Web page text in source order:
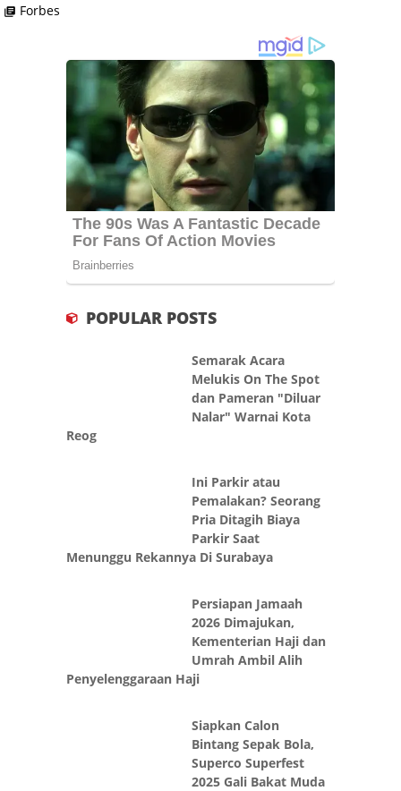
library_books Forbes
POPULAR POSTS
Semarak Acara
Melukis On The Spot
dan Pameran "Diluar
Nalar" Warnai Kota
Reog
Ini Parkir atau
Pemalakan? Seorang
Pria Ditagih Biaya
Parkir Saat
Menunggu Rekannya Di Surabaya
Persiapan Jamaah
2026 Dimajukan,
Kementerian Haji dan
Umrah Ambil Alih
Penyelenggaraan Haji
Siapkan Calon
Bintang Sepak Bola,
Superco Superfest
2025 Gali Bakat Muda